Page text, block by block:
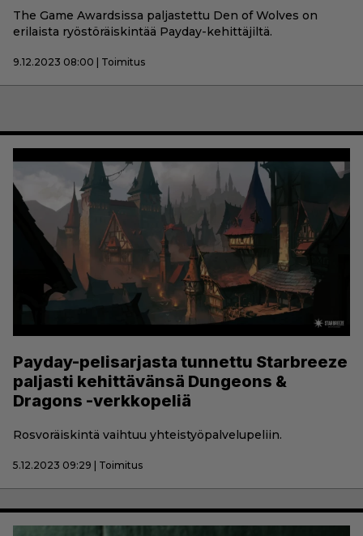
The Game Awardsissa paljastettu Den of Wolves on
erilaista ryöstöräiskintää Payday-kehittäjiltä.
9.12.2023 08:00 | Toimitus
Payday-pelisarjasta tunnettu Starbreeze
paljasti kehittävänsä Dungeons &
Dragons -verkkopeliä
Rosvoräiskintä vaihtuu yhteistyöpalvelupeliin.
5.12.2023 09:29 | Toimitus